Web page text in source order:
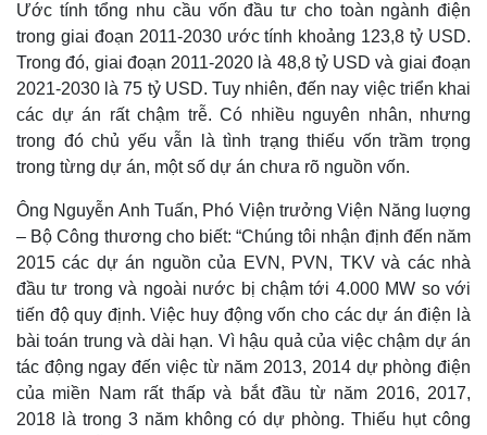
Ước tính tổng nhu cầu vốn đầu tư cho toàn ngành điện
trong giai đoạn 2011-2030 ước tính khoảng 123,8 tỷ USD.
Trong đó, giai đoạn 2011-2020 là 48,8 tỷ USD và giai đoạn
2021-2030 là 75 tỷ USD. Tuy nhiên, đến nay việc triển khai
các dự án rất chậm trễ. Có nhiều nguyên nhân, nhưng
trong đó chủ yếu vẫn là tình trạng thiếu vốn trầm trọng
trong từng dự án, một số dự án chưa rõ nguồn vốn.
Ông Nguyễn Anh Tuấn, Phó Viện trưởng Viện Năng luợng
– Bộ Công thương cho biết: “Chúng tôi nhận định đến năm
2015 các dự án nguồn của EVN, PVN, TKV và các nhà
đầu tư trong và ngoài nước bị chậm tới 4.000 MW so với
tiến độ quy định. Việc huy động vốn cho các dự án điện là
bài toán trung và dài hạn. Vì hậu quả của việc chậm dự án
tác động ngay đến việc từ năm 2013, 2014 dự phòng điện
của miền Nam rất thấp và bắt đầu từ năm 2016, 2017,
2018 là trong 3 năm không có dự phòng. Thiếu hụt công